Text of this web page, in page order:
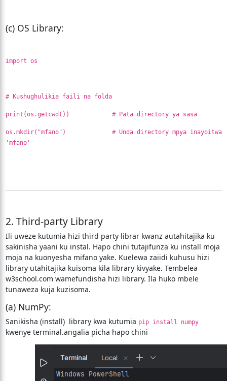
(c) OS Library:
import os
# Kushughulikia faili na folda
print(os.getcwd()) # Pata directory ya sasa
os.mkdir("mfano") # Unda directory mpya inayoitwa
'mfano'
2. Third-party Library
Ili uweze kutumia hizi third party librar kwanz autahitajika ku
sakinisha yaani ku instal. Hapo chini tutajifunza ku install moja
moja na kuonyesha mifano yake. Kuelewa zaiidi kuhusu hizi
library utahitajika kuisoma kila library kivyake. Tembelea
w3school.com wamefundisha hizi library. Ila huko mbele
tunaweza kuja kuzisoma.
(a) NumPy:
Sanikisha (install) library kwa kutumia pip install numpy
kwenye terminal.angalia picha hapo chini